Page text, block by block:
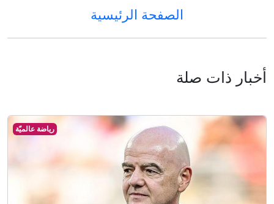
الصفحة الرئيسية
أخبار ذات صلة
رياضة عالميّة